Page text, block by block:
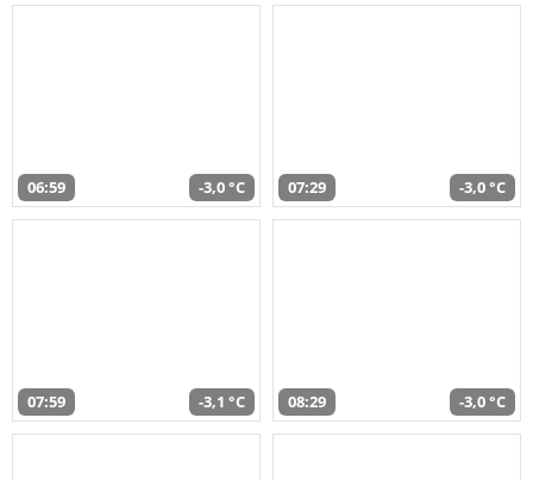
06:59 -3,0 °C 07:29 -3,0 °C
07:59 -3,1 °C 08:29 -3,0 °C